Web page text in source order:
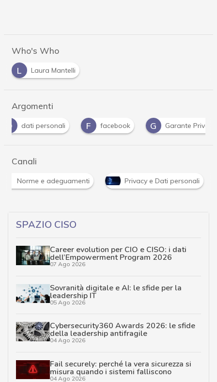
Who's Who
L
Laura Mantelli
Argomenti
F
facebook G Garante Privacy G Gdpr
Canali
Norme e adeguamenti Privacy e Dati personali
SPAZIO CISO
Career evolution per CIO e CISO: i dati
dell’Empowerment Program 2026
07 Ago 2026
Sovranità digitale e AI: le sfide per la
leadership IT
05 Ago 2026
Cybersecurity360 Awards 2026: le sfide
della leadership antifragile
04 Ago 2026
Fail securely: perché la vera sicurezza si
misura quando i sistemi falliscono
04 Ago 2026